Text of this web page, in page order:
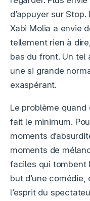
d’appuyer sur Stop.
Xabi Molia a envie
tellement rien à
bas du front. Un tel
une si grande
exaspérant.
Le problème quand
fait le minimum.
moments
moments de
faciles qui tombent
but d’une
l’esprit du